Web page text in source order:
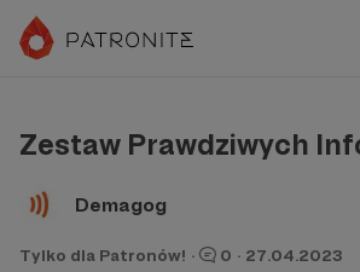
Zestaw Prawdziwych
Demagog
Tylko dla Patronów! · 0 · 27.04.2023